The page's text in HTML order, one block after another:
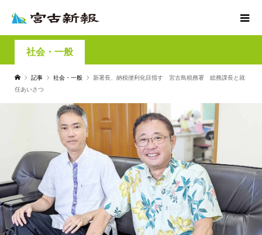
社会・一般
記事 社会・一般
新署長、納税便利化目指す 宮古島税務署 総務課長と就
任あいさつ